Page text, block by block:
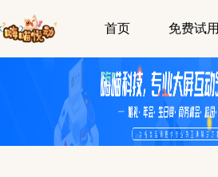
首页 免费试用